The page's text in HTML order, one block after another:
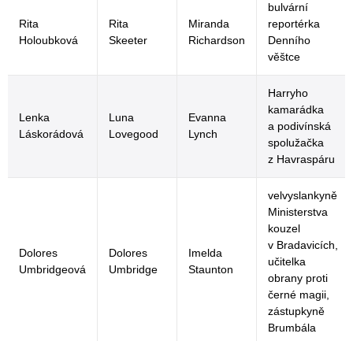
Rita
Holoubková
Rita
Skeeter
Miranda
Richardson
bulvární
reportérka
Denního
věštce
Lenka
Láskorádová
Luna
Lovegood
Evanna
Lynch
Harryho
kamarádka
a podivínská
spolužačka
z Havraspáru
Dolores
Umbridgeová
Dolores
Umbridge
Imelda
Staunton
velvyslankyně
Ministerstva
kouzel
v Bradavicích,
učitelka
obrany proti
černé magii,
zástupkyně
Brumbála